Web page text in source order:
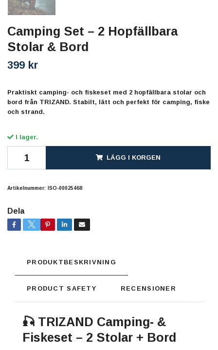
Camping Set – 2 Hopfällbara
Stolar & Bord
399 kr
Praktiskt camping- och fiskeset med 2 hopfällbara stolar och
bord från TRIZAND. Stabilt, lätt och perfekt för camping, fiske
och strand.
I lager.
LÄGG I KORGEN
Artikelnummer: ISO-00025468
Dela
PRODUKTBESKRIVNING
PRODUCT SAFETY RECENSIONER
🎣 TRIZAND Camping- &
Fiskeset – 2 Stolar + Bord